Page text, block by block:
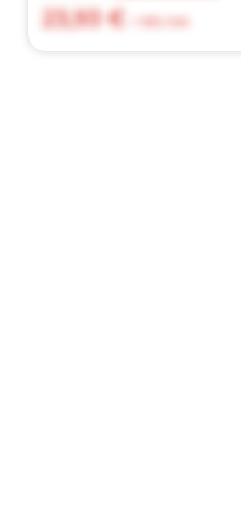
23,93 €